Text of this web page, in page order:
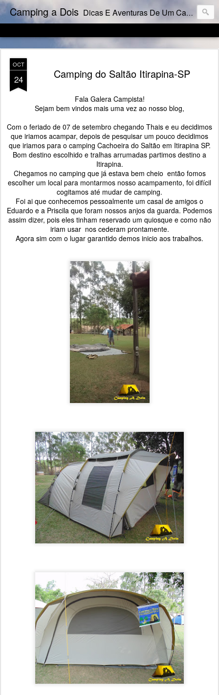
Camping a Dois Dicas E Aventuras De Um Casal Campista.
OCT
24 Camping do Saltão Itirapina-SP
Fala Galera Campista!
Sejam bem vindos mais uma vez ao nosso blog,
Com o feriado de 07 de setembro chegando Thais e eu decidimos
que iriamos acampar, depois de pesquisar um pouco decidimos
que iriamos para o camping Cachoeira do Saltão em Itirapina SP.
Bom destino escolhido e tralhas arrumadas partimos destino a
Itirapina.
Chegamos no camping que já estava bem cheio então fomos
escolher um local para montarmos nosso acampamento, foi difícil
cogitamos até mudar de camping.
Foi ai que conhecemos pessoalmente um casal de amigos o
Eduardo e a Priscila que foram nossos anjos da guarda. Podemos
assim dizer, pois eles tinham reservado um quiosque e como não
iriam usar nos cederam prontamente.
Agora sim com o lugar garantido demos inicio aos trabalhos.